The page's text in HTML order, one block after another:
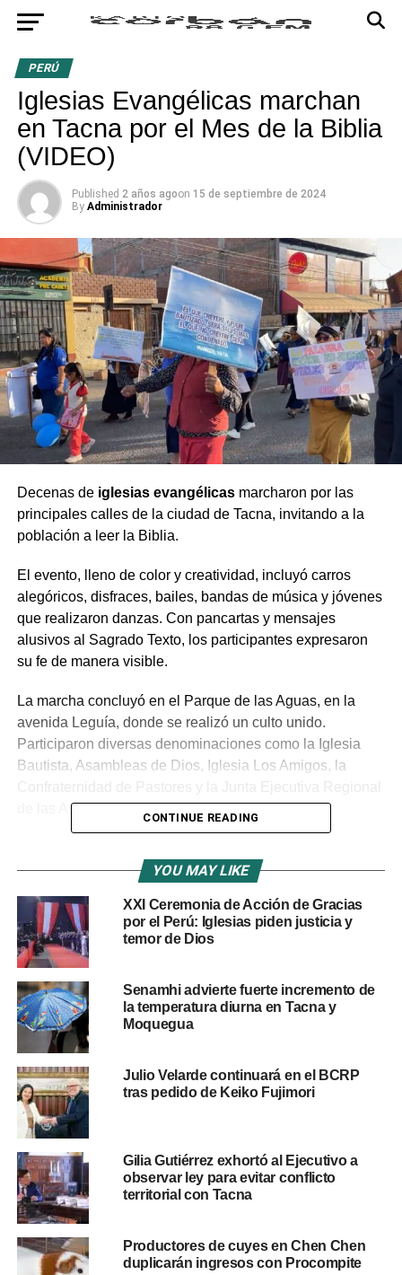
PERÚ
Iglesias Evangélicas marchan
en Tacna por el Mes de la Biblia
(VIDEO)
Published 2 años agoon 15 de septiembre de 2024
By Administrador
Decenas de iglesias evangélicas marcharon por las
principales calles de la ciudad de Tacna, invitando a la
población a leer la Biblia.
El evento, lleno de color y creatividad, incluyó carros
alegóricos, disfraces, bailes, bandas de música y jóvenes
que realizaron danzas. Con pancartas y mensajes
alusivos al Sagrado Texto, los participantes expresaron
su fe de manera visible.
La marcha concluyó en el Parque de las Aguas, en la
avenida Leguía, donde se realizó un culto unido.
Participaron diversas denominaciones como la Iglesia
Bautista, Asambleas de Dios, Iglesia Los Amigos, la
de las Asambleas de Dios.
recordando que este Sagrado Libro fue impreso por
Ver videoaquí
IGLESIAS EVANGÉLICAS
PERÚ TACNA
UP NEXT
Alta radiación UV en Moquegua y Tacna durante
la primavera 2024
DON'T MISS
La muerte de Fujimori a los 86 años y su condena
por violación de derechos humanos en Perú
CONTINUE READING
YOU MAY LIKE
XXI Ceremonia de Acción de Gracias
por el Perú: Iglesias piden justicia y
temor de Dios
Senamhi advierte fuerte incremento de
la temperatura diurna en Tacna y
Moquegua
Julio Velarde continuará en el BCRP
tras pedido de Keiko Fujimori
Gilia Gutiérrez exhortó al Ejecutivo a
observar ley para evitar conflicto
territorial con Tacna
Productores de cuyes en Chen Chen
duplicarán ingresos con Procompite